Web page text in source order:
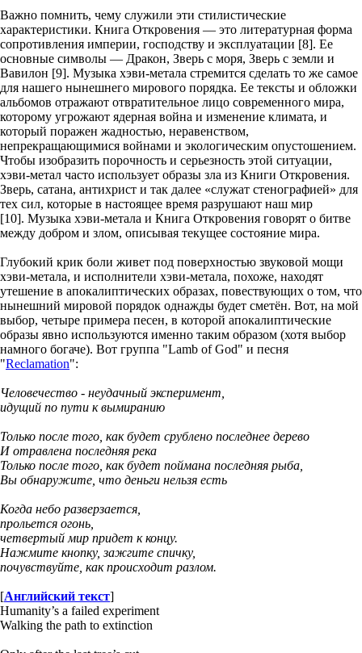
Важно помнить, чему служили эти стилистические
характеристики. Книга Откровения — это литературная форма
сопротивления империи, господству и эксплуатации [8]. Ее
основные символы — Дракон, Зверь с моря, Зверь с земли и
Вавилон [9]. Музыка хэви-метала стремится сделать то же самое
для нашего нынешнего мирового порядка. Ее тексты и обложки
альбомов отражают отвратительное лицо современного мира,
которому угрожают ядерная война и изменение климата, и
который поражен жадностью, неравенством,
непрекращающимися войнами и экологическим опустошением.
Чтобы изобразить порочность и серьезность этой ситуации,
хэви-метал часто использует образы зла из Книги Откровения.
Зверь, сатана, антихрист и так далее «служат стенографией» для
тех сил, которые в настоящее время разрушают наш мир
[10]. Музыка хэви-метала и Книга Откровения говорят о битве
между добром и злом, описывая текущее состояние мира.
Глубокий крик боли живет под поверхностью звуковой мощи
хэви-метала, и исполнители хэви-метала, похоже, находят
утешение в апокалиптических образах, повествующих о том, что
нынешний мировой порядок однажды будет сметён. Вот, на мой
выбор, четыре примера песен, в которой апокалиптические
образы явно используются именно таким образом (хотя выбор
намного богаче). Вот группа "Lamb of God" и песня
"Reclamation":
Человечество - неудачный эксперимент,
идущий по пути к вымиранию
Только после того, как будет срублено последнее дерево
И отравлена ​​последняя река
Только после того, как будет поймана последняя рыба,
Вы обнаружите, что деньги нельзя есть
Когда небо разверзается,
прольется огонь,
четвертый мир придет к концу.
Нажмите кнопку, зажгите спичку,
почувствуйте, как происходит разлом.
[Английский текст]
Humanity’s a failed experiment
Walking the path to extinction